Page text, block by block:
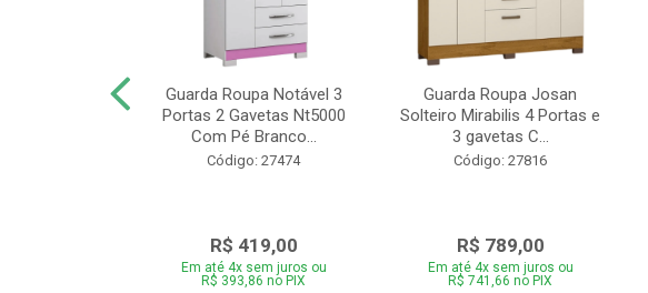
Guarda Roupa Notável 3
Portas 2 Gavetas Nt5000
Com Pé Branco...
Código: 27474
R$ 419,00
Em até 4x sem juros ou
R$ 393,86 no PIX
Guarda Roupa Josan
Solteiro Mirabilis 4 Portas e
3 gavetas C...
Código: 27816
R$ 789,00
Em até 4x sem juros ou
R$ 741,66 no PIX